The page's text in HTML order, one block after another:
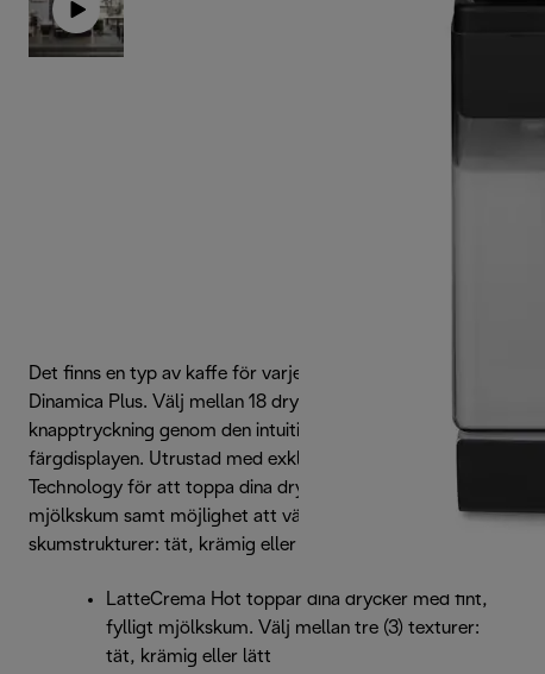
Det finns en typ av kaffe för varje stund på dagen med
Dinamica Plus. Välj mellan 18 drycker med en enda
knapptryckning genom den intuitiva 3,5-tums full-touch-
färgdisplayen. Utrustad med exklusiv LatteCrema Hot
Technology för att toppa dina drycker med fint fylligt
mjölkskum samt möjlighet att välja mellan tre (3) olika
skumstrukturer: tät, krämig eller lätt.
LatteCrema Hot toppar dina drycker med fint,
fylligt mjölkskum. Välj mellan tre (3) texturer:
tät, krämig eller lätt